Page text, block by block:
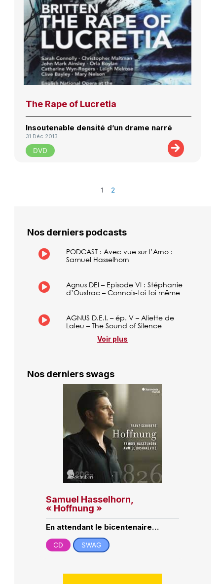
The Rape of Lucretia
Insoutenable densité d’un drame narré
31 Déc 2013
DVD
1 2
Nos derniers podcasts
PODCAST : Avec vue sur l’Arno :
Samuel Hasselhorn
Agnus DEI – Episode VI : Stéphanie
d’Oustrac – Connais-toi toi même
AGNUS D.E.I. – ép. V – Aliette de
Laleu – The Sound of Silence
Voir plus
Nos derniers swags
Samuel Hasselhorn,
« Hoffnung »
En attendant le bicentenaire…
CD SWAG